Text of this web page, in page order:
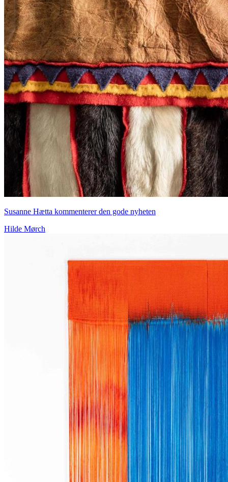
Susanne Hætta kommenterer den gode nyheten
Hilde Mørch